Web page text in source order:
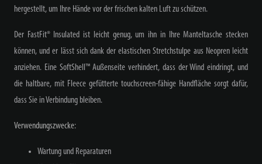
hergestellt, um Ihre Hände vor der frischen kalten Luft zu schützen.
Der FastFit® Insulated ist leicht genug, um ihn in Ihre Manteltasche stecken
können, und er lässt sich dank der elastischen Stretchstulpe aus Neopren leicht
anziehen. Eine SoftShell™ Außenseite verhindert, dass der Wind eindringt, und
die haltbare, mit Fleece gefütterte touchscreen-fähige Handfläche sorgt dafür,
dass Sie in Verbindung bleiben.
Verwendungszwecke:
Wartung und Reparaturen